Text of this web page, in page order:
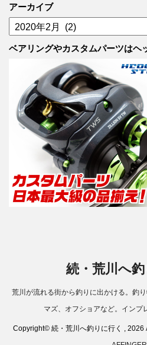
て
の
カ
テ
アーカイブ
ア
ー
カ
ベアリングやカスタムパーツはヘ
続・荒川へ釣
荒川が流れる街から釣りに出かける。釣
マズ、オフショアなど。インプ
Copyright© 続・荒川へ釣りに行く ,